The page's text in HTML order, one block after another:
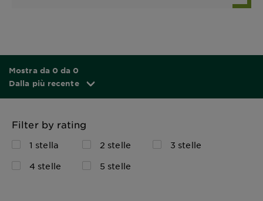
Mostra da 0 da 0
Dalla più recente
Filter by rating
1 stella 2 stelle
3 stelle
4 stelle
5 stelle